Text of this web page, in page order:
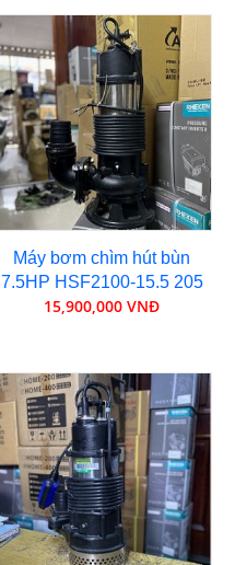
Máy bơm chìm hút bùn
7.5HP HSF2100-15.5 205
15,900,000 VNĐ